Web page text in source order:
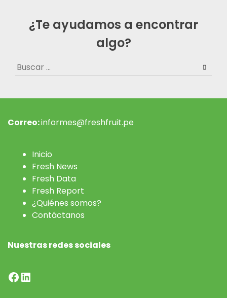
¿Te ayudamos a encontrar
algo?
Buscar:
Correo:informes@freshfruit.pe
Inicio
Fresh News
Fresh Data
Fresh Report
¿Quiénes somos?
Contáctanos
Nuestras redes sociales
Facebook
LinkedIn